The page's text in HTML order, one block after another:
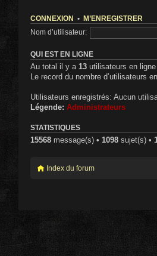
CONNEXION • M’ENREGISTRER
Nom d’utilisateur:
QUI EST EN LIGNE
Au total il y a 13 utilisateurs en
Le record du nombre d’utilisateurs
Utilisateurs enregistrés: Aucun
Légende: Administrateurs
STATISTIQUES
15568 message(s) • 1098 sujet(s) •
Index du forum